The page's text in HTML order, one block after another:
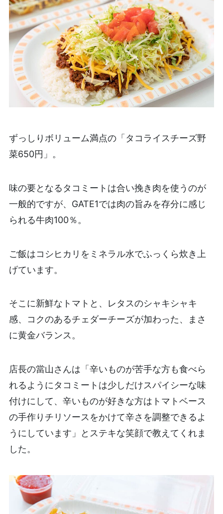
ずっしりボリューム満点の「タコライスチーズ野
菜650円」。
味の要となるタコミートは合い挽き肉を使うのが
一般的ですが、GATE1では肉の旨みを存分に感じ
られる牛肉100％。
ご飯はコシヒカリをミネラル水でふっくら炊き上
げています。
そこに新鮮なトマトと、レタスのシャキシャキ
感、コクのあるチェダーチーズが加わった、まさ
に黄金バランス。
店長の當山さんは「辛いものが苦手な方も食べら
れるようにタコミートは少しだけスパイシーな味
付けにして、辛いものが好きな方はトマトベース
の手作りチリソースをかけて辛さを調整できるよ
うにしています」とステキな笑顔で教えてくれま
した。